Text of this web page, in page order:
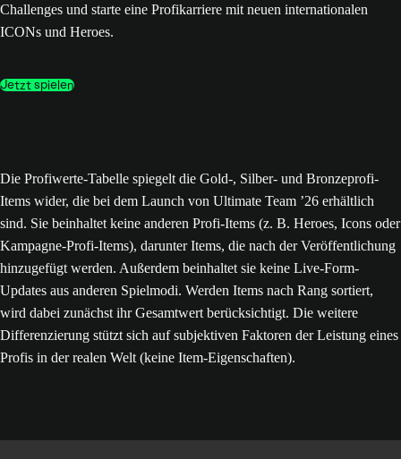
Challenges und starte eine Profikarriere mit neuen internationalen
ICONs und Heroes.
Jetzt spielen
Die Profiwerte-Tabelle spiegelt die Gold-, Silber- und Bronzeprofi-
Items wider, die bei dem Launch von Ultimate Team ’26 erhältlich
sind. Sie beinhaltet keine anderen Profi-Items (z. B. Heroes, Icons oder
Kampagne-Profi-Items), darunter Items, die nach der Veröffentlichung
hinzugefügt werden. Außerdem beinhaltet sie keine Live-Form-
Updates aus anderen Spielmodi. Werden Items nach Rang sortiert,
wird dabei zunächst ihr Gesamtwert berücksichtigt. Die weitere
Differenzierung stützt sich auf subjektiven Faktoren der Leistung eines
Profis in der realen Welt (keine Item-Eigenschaften).